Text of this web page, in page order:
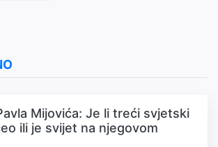
Mijovića: Je li treći svjetski
ili je svijet na njegovom